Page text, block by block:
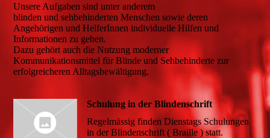
Unsere Aufgaben sind unter anderem
blinden und sehbehinderten Menschen sowie deren
Angehörigen und HelferInnen individuelle Hilfen und
Informationen zu geben.
Dazu gehört auch die Nutzung moderner
Kommunikationsmittel für Blinde und Sehbehinderte zur
erfolgreicheren Alltagsbewältigung.
Schulung in der Blindenschrift
Regelmässig finden Dienstags Schulungen
in der Blindenschrift ( Braille ) statt.